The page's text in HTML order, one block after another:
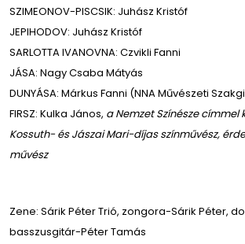
SZIMEONOV-PISCSIK: Juhász Kristóf
JEPIHODOV: Juhász Kristóf
SARLOTTA IVANOVNA: Czvikli Fanni
JÁSA: Nagy Csaba Mátyás
DUNYÁSA: Márkus Fanni (NNA Művészeti
FIRSZ: Kulka János, a Nemzet Színésze címmel
Kossuth- és Jászai Mari-díjas színművész,
művész
Zene: Sárik Péter Trió, zongora-Sárik Péter,
basszusgitár-Péter Tamás